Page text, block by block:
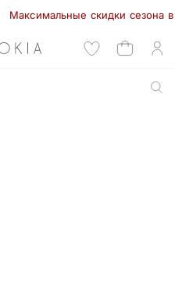
Максимальные скидки сезона в